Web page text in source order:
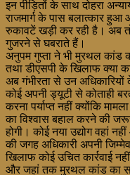
इन पीड़ितों के साथ दोहरा
राजमार्ग के पास बलात्कार
रुकावटें खड़ी कर रही है। अब
गुजरने से घबराते हैं।
अनुपम गुप्ता ने भी मुरथल कांड
तथा डीएसपी के खिलाफ क्या
अब गंभीरता से उन अधिकारियों
कोई अपनी ड्यूटी से कोताही
करना पर्याप्त नहीं क्योंकि
का विश्वास बहाल करने की
होगी। कोई नया उद्योग वहां
की जगह अधिकारी अपनी
खिलाफ कोई उचित कार्रवाई नहीं
और जहां तक मुरथल कांड का